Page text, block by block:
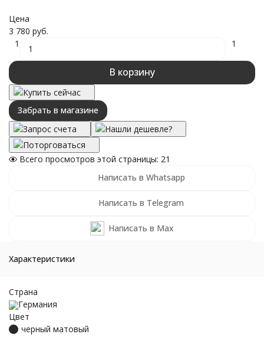
Цена
3 780 руб.
1
1
В корзину
Купить сейчас
Забрать в магазине
Запрос счета
Нашли дешевле?
Поторговаться
Всего просмотров этой страницы: 21
Написать в Whatsapp
Написать в Telegram
Написать в Max
Характеристики
Страна
Германия
Цвет
черный матовый